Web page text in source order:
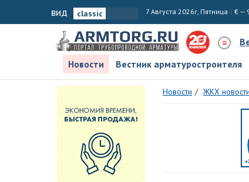
вид 7 Августа 2026г, Пятница € —
Новости
Вестник арматуростроителя
Новости ЖКХ новости